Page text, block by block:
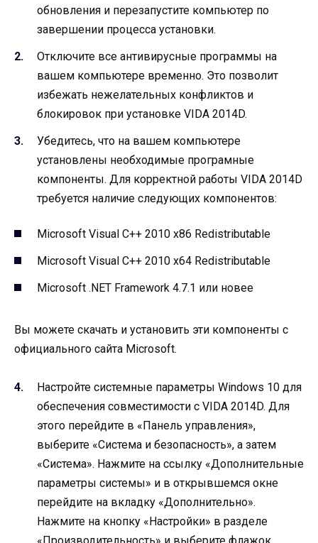
обновления и перезапустите компьютер по
завершении процесса установки.
Отключите все антивирусные программы на
вашем компьютере временно. Это позволит
избежать нежелательных конфликтов и
блокировок при установке VIDA 2014D.
Убедитесь, что на вашем компьютере
установлены необходимые програмные
компоненты. Для корректной работы VIDA 2014D
требуется наличие следующих компонентов:
Microsoft Visual C++ 2010 x86 Redistributable
Microsoft Visual C++ 2010 x64 Redistributable
Microsoft .NET Framework 4.7.1 или новее
Вы можете скачать и установить эти компоненты с
официального сайта Microsoft.
Настройте системные параметры Windows 10 для
обеспечения совместимости с VIDA 2014D. Для
этого перейдите в «Панель управления»,
выберите «Система и безопасность», а затем
«Система». Нажмите на ссылку «Дополнительные
параметры системы» и в открывшемся окне
перейдите на вкладку «Дополнительно».
Нажмите на кнопку «Настройки» в разделе